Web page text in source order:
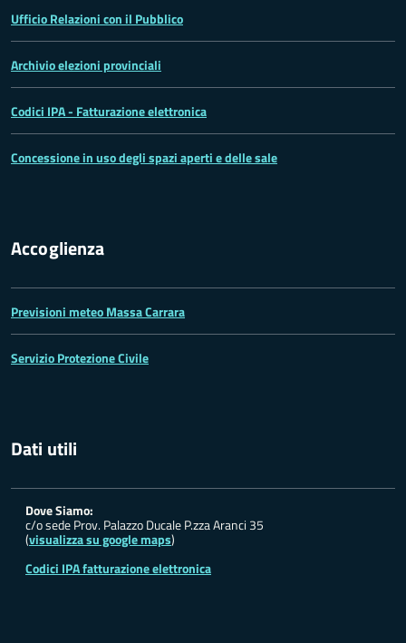
Ufficio Relazioni con il Pubblico
Archivio elezioni provinciali
Codici IPA - Fatturazione elettronica
Concessione in uso degli spazi aperti e delle sale
Accoglienza
Previsioni meteo Massa Carrara
Servizio Protezione Civile
Dati utili
Dove Siamo:
c/o sede Prov. Palazzo Ducale P.zza Aranci 35
(visualizza su google maps)
Codici IPA fatturazione elettronica